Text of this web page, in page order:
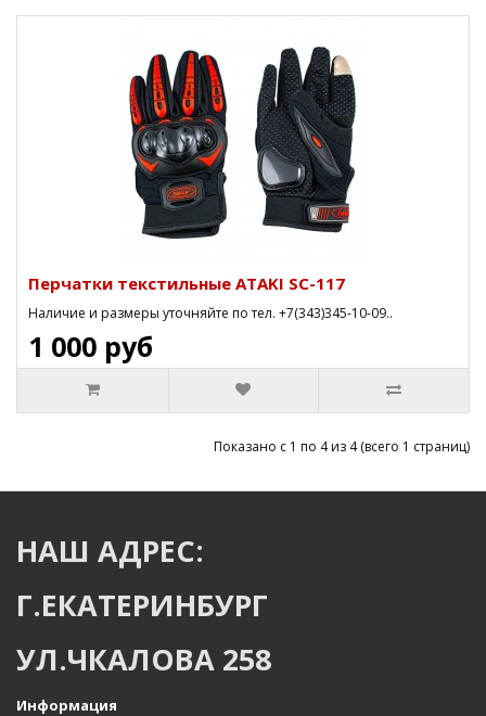
Перчатки текстильные ATAKI SC-117
Наличие и размеры уточняйте по тел. +7(343)345-10-09..
1 000 руб
Показано с 1 по 4 из 4 (всего 1 страниц)
НАШ АДРЕС:
Г.ЕКАТЕРИНБУРГ
УЛ.ЧКАЛОВА 258
Информация